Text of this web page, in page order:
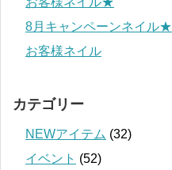
8月キャンペーンネイル★
お客様ネイル
カテゴリー
NEWアイテム (32)
イベント (52)